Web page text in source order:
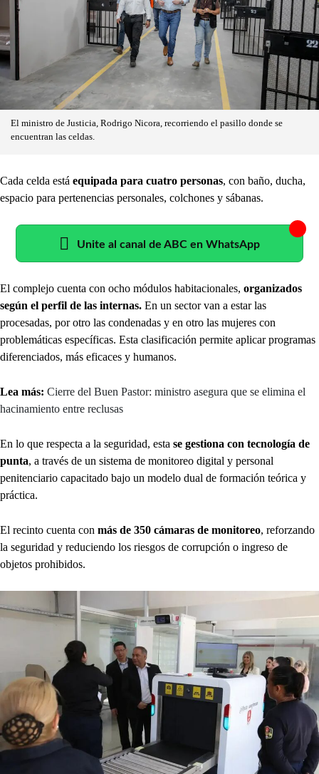
El ministro de Justicia, Rodrigo Nicora, recorriendo el pasillo donde se
encuentran las celdas.
Cada celda está equipada para cuatro personas, con baño, ducha,
espacio para pertenencias personales, colchones y sábanas.
Unite al canal de ABC en WhatsApp
El complejo cuenta con ocho módulos habitacionales, organizados
según el perfil de las internas. En un sector van a estar las
procesadas, por otro las condenadas y en otro las mujeres con
problemáticas específicas. Esta clasificación permite aplicar programas
diferenciados, más eficaces y humanos.
Lea más: Cierre del Buen Pastor: ministro asegura que se elimina el
hacinamiento entre reclusas
En lo que respecta a la seguridad, esta se gestiona con tecnología de
punta, a través de un sistema de monitoreo digital y personal
penitenciario capacitado bajo un modelo dual de formación teórica y
práctica.
El recinto cuenta con más de 350 cámaras de monitoreo, reforzando
la seguridad y reduciendo los riesgos de corrupción o ingreso de
objetos prohibidos.